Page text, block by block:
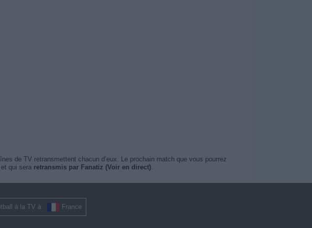
de TV retransmettent chacun d’eux. Le prochain match que vous pourrez
qui sera retransmis par Fanatiz (Voir en direct).
à la TV à France